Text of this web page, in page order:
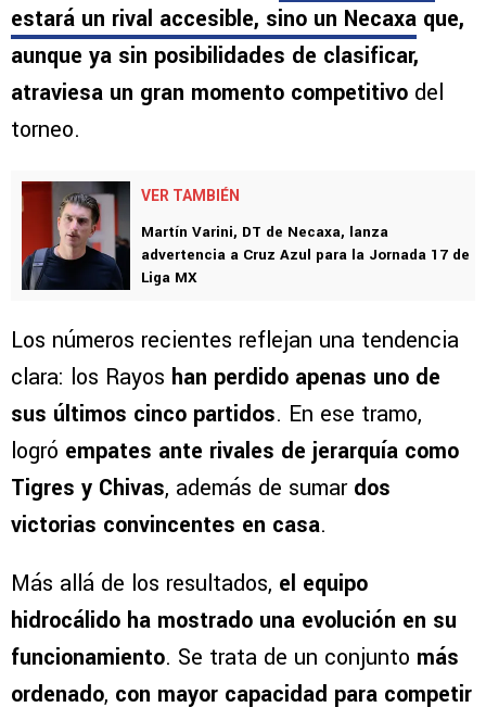
estará un rival accesible, sino un Necaxa que,
aunque ya sin posibilidades de clasificar,
atraviesa un gran momento competitivo del
torneo.
VER TAMBIÉN
Martín Varini, DT de Necaxa, lanza
advertencia a Cruz Azul para la Jornada 17 de
Liga MX
Los números recientes reflejan una tendencia
clara: los Rayos han perdido apenas uno de
sus últimos cinco partidos. En ese tramo,
logró empates ante rivales de jerarquía como
Tigres y Chivas, además de sumar dos
victorias convincentes en casa.
Más allá de los resultados, el equipo
hidrocálido ha mostrado una evolución en su
funcionamiento. Se trata de un conjunto más
ordenado, con mayor capacidad para competir